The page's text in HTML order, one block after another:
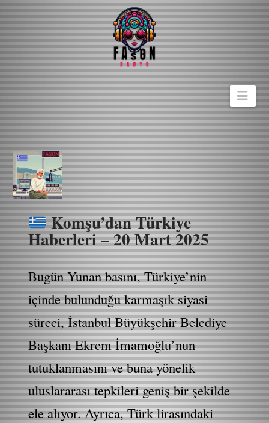
Komşu’dan Türkiye
Haberleri – 20 Mart 2025
Bugün Yunan basını, Türkiye’nin
içinde bulunduğu karmaşık siyasi
süreci, İstanbul Büyükşehir Belediye
Başkanı Ekrem İmamoğlu’nun
tutuklanmasını ve buna yönelik
uluslararası tepkileri geniş bir şekilde
ele alıyor. Ayrıca, Türk lirasındaki